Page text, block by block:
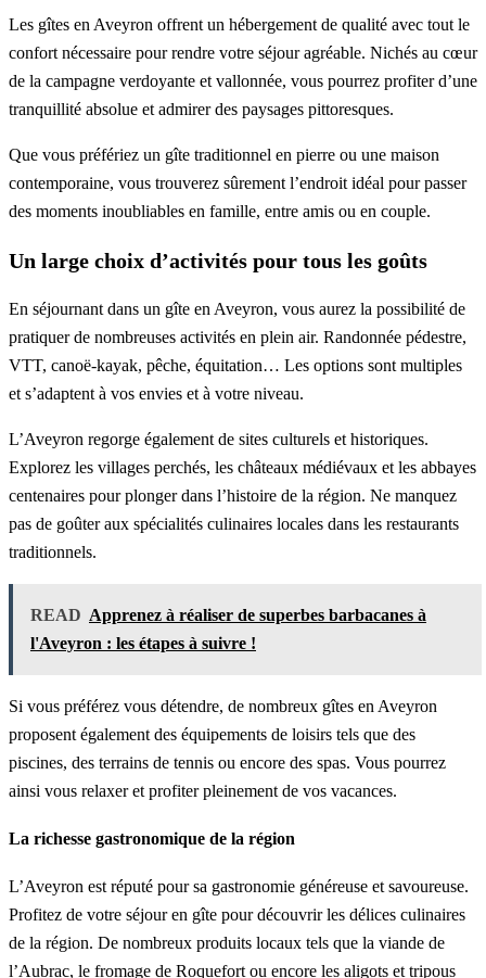
Les gîtes en Aveyron offrent un hébergement de qualité avec tout le
confort nécessaire pour rendre votre séjour agréable. Nichés au cœur
de la campagne verdoyante et vallonnée, vous pourrez profiter d’une
tranquillité absolue et admirer des paysages pittoresques.
Que vous préfériez un gîte traditionnel en pierre ou une maison
contemporaine, vous trouverez sûrement l’endroit idéal pour passer
des moments inoubliables en famille, entre amis ou en couple.
Un large choix d’activités pour tous les goûts
En séjournant dans un gîte en Aveyron, vous aurez la possibilité de
pratiquer de nombreuses activités en plein air. Randonnée pédestre,
VTT, canoë-kayak, pêche, équitation… Les options sont multiples
et s’adaptent à vos envies et à votre niveau.
L’Aveyron regorge également de sites culturels et historiques.
Explorez les villages perchés, les châteaux médiévaux et les abbayes
centenaires pour plonger dans l’histoire de la région. Ne manquez
pas de goûter aux spécialités culinaires locales dans les restaurants
traditionnels.
READ Apprenez à réaliser de superbes barbacanes à
l'Aveyron : les étapes à suivre !
Si vous préférez vous détendre, de nombreux gîtes en Aveyron
proposent également des équipements de loisirs tels que des
piscines, des terrains de tennis ou encore des spas. Vous pourrez
ainsi vous relaxer et profiter pleinement de vos vacances.
La richesse gastronomique de la région
L’Aveyron est réputé pour sa gastronomie généreuse et savoureuse.
Profitez de votre séjour en gîte pour découvrir les délices culinaires
de la région. De nombreux produits locaux tels que la viande de
l’Aubrac, le fromage de Roquefort ou encore les aligots et tripous